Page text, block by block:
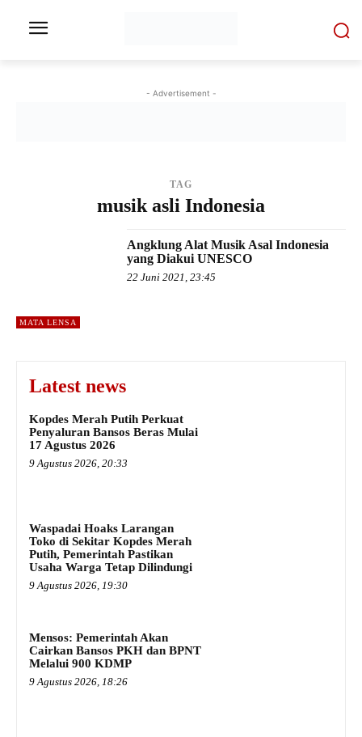
- Advertisement -
TAG
musik asli Indonesia
MATA LENSA
Angklung Alat Musik Asal Indonesia
yang Diakui UNESCO
22 Juni 2021, 23:45
Latest news
Kopdes Merah Putih Perkuat
Penyaluran Bansos Beras Mulai
17 Agustus 2026
9 Agustus 2026, 20:33
Waspadai Hoaks Larangan
Toko di Sekitar Kopdes Merah
Putih, Pemerintah Pastikan
Usaha Warga Tetap Dilindungi
9 Agustus 2026, 19:30
Mensos: Pemerintah Akan
Cairkan Bansos PKH dan BPNT
Melalui 900 KDMP
9 Agustus 2026, 18:26